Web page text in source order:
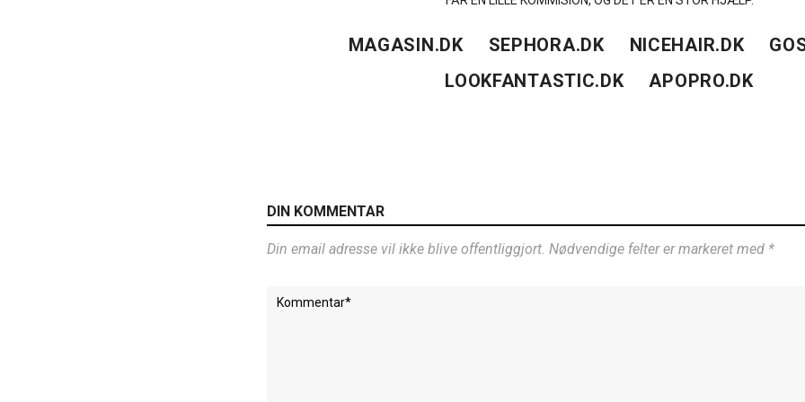
MAGASIN.DK SEPHORA.DK NICEHAIR.DK
LOOKFANTASTIC.DK
APOPRO.DK
DIN KOMMENTAR
Din email adresse vil ikke blive offentliggjort. Nødvendige felter er markeret med *